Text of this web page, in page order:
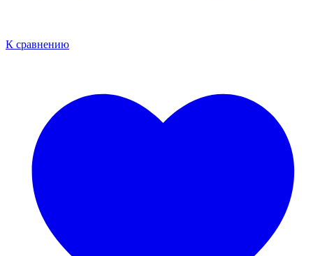
К сравнению